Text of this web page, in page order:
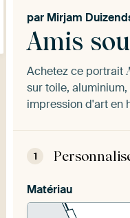
Amis
par Mirjam
Achetez ce portrait
sur toile,
impression d'art en
1
Matériau